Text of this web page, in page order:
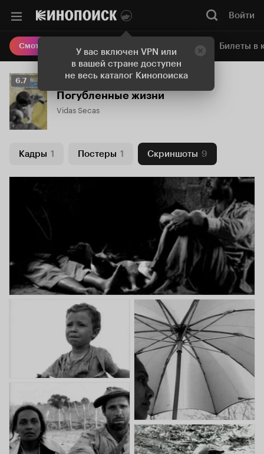
У вас включен VPN или
в вашей стране доступен
не весь каталог Кинопоиска
Войти
Смотреть кино Онлайн-кинотеатр Билеты в
Рейтинг
Кинопоиска
6.7
6.7
Погубленные жизни
Vidas Secas
Кадры 1 Постеры 1 Скриншоты 9